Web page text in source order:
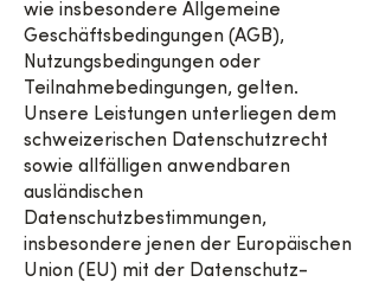
wie insbesondere Allgemeine
Geschäftsbedingungen (AGB),
Nutzungsbedingungen oder
Teilnahmebedingungen, gelten.
Unsere Leistungen unterliegen dem
schweizerischen Datenschutzrecht
sowie allfälligen anwendbaren
ausländischen
Datenschutzbestimmungen,
insbesondere jenen der Europäischen
Union (EU) mit der Datenschutz-